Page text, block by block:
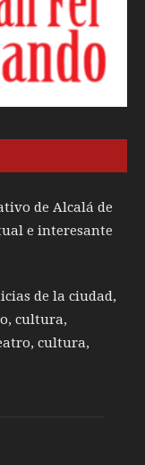
de Alcalá de
e interesante
de la ciudad,
cultura,
cultura,